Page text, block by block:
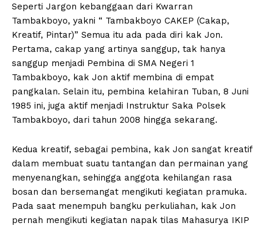
Seperti Jargon kebanggaan dari Kwarran
Tambakboyo, yakni “ Tambakboyo CAKEP (Cakap,
Kreatif, Pintar)” Semua itu ada pada diri kak Jon.
Pertama, cakap yang artinya sanggup, tak hanya
sanggup menjadi Pembina di SMA Negeri 1
Tambakboyo, kak Jon aktif membina di empat
pangkalan. Selain itu, pembina kelahiran Tuban, 8 Juni
1985 ini, juga aktif menjadi Instruktur Saka Polsek
Tambakboyo, dari tahun 2008 hingga sekarang.
Kedua kreatif, sebagai pembina, kak Jon sangat kreatif
dalam membuat suatu tantangan dan permainan yang
menyenangkan, sehingga anggota kehilangan rasa
bosan dan bersemangat mengikuti kegiatan pramuka.
Pada saat menempuh bangku perkuliahan, kak Jon
pernah mengikuti kegiatan napak tilas Mahasurya IKIP